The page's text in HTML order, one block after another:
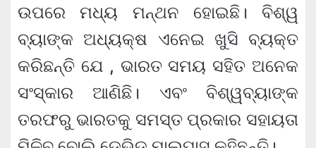
ଉପରେ ମଧ୍ୟ ମନ୍ଥନ ହୋଇଛି। ବିଶ୍ୱ
ବ୍ୟାଙ୍କ ଅଧ୍ୟକ୍ଷ ଏନେଇ ଖୁସି ବ୍ୟକ୍ତ
କରିଛନ୍ତି ଯେ , ଭାରତ ସମୟ ସହିତ ଅନେକ
ସଂସ୍କାର ଆଣିଛି। ଏବଂ ବିଶ୍ୱବ୍ୟାଙ୍କ
ତରଫରୁ ଭାରତକୁ ସମସ୍ତ ପ୍ରକାର ସହାୟତା